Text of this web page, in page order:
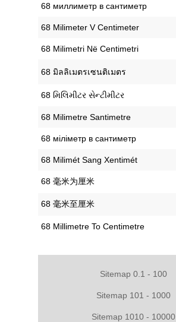
‎68 миллиметр в сантиметр
‎68 Milimeter V Centimeter
‎68 Milimetri Në Centimetri
‎68 มิลลิเมตรเซนติเมตร
‎68 મિલિમીટર સેન્ટીમીટર
‎68 Milimetre Santimetre
‎68 міліметр в сантиметр
‎68 Milimét Sang Xentimét
‎68 毫米为厘米
‎68 毫米至厘米
‎68 Millimetre To Centimetre
Sitemap 0.1 - 100
Sitemap 101 - 1000
Sitemap 1010 - 10000